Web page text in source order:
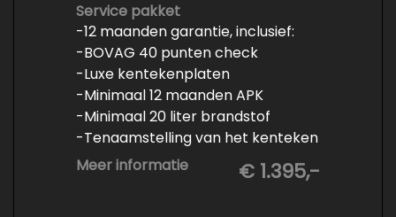
vrijwaren
- Volledige inspectie
- Poetsen binnen en buiten
Service pakket
-12 maanden garantie, inclusief:
-BOVAG 40 punten check
-Luxe kentekenplaten
-Minimaal 12 maanden APK
-Minimaal 20 liter brandstof
-Tenaamstelling van het kenteken
-Vrijwaren van de inruilauto
Meer informatie € 1.395,-